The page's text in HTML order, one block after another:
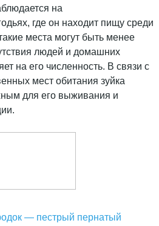
на
где он находит пищу среди
места могут быть менее
людей и домашних
на его численность. В связи с
мест обитания зуйка
для его выживания и
— пестрый пернатый